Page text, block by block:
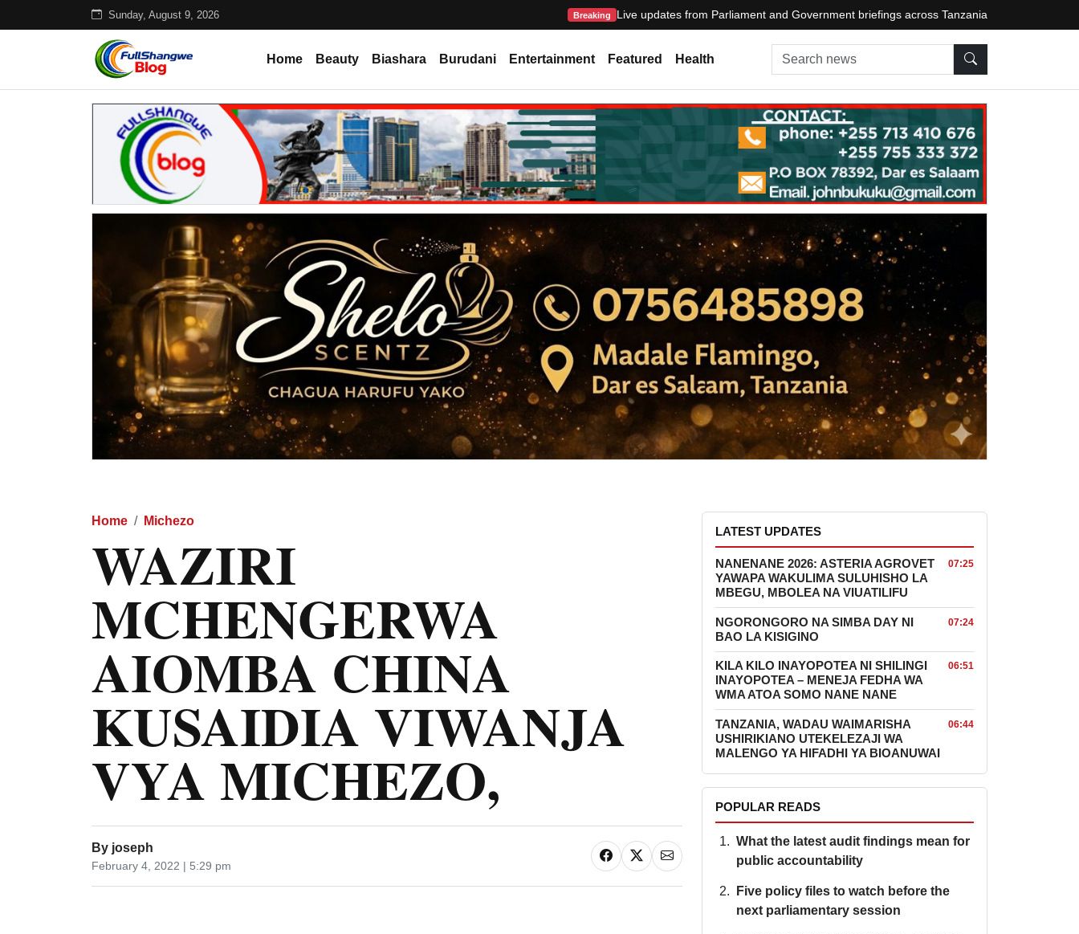
Sunday, August 9, 2026 Breaking Live updates from Parliament and Government briefings across Tanzania
Home Beauty Biashara Burudani Entertainment Featured Health Search news
Home Michezo
WAZIRI
MCHENGERWA
AIOMBA CHINA
KUSAIDIA VIWANJA
VYA MICHEZO,
By joseph
February 4, 2022 | 5:29 pm
LATEST UPDATES
NANENANE 2026: ASTERIA AGROVET
YAWAPA WAKULIMA SULUHISHO LA
MBEGU, MBOLEA NA VIUATILIFU
07:25
NGORONGORO NA SIMBA DAY NI
BAO LA KISIGINO
07:24
KILA KILO INAYOPOTEA NI SHILINGI
INAYOPOTEA – MENEJA FEDHA WA
WMA ATOA SOMO NANE NANE
06:51
TANZANIA, WADAU WAIMARISHA
USHIRIKIANO UTEKELEZAJI WA
MALENGO YA HIFADHI YA BIOANUWAI
06:44
POPULAR READS
What the latest audit findings mean for
public accountability
Five policy files to watch before the
next parliamentary session